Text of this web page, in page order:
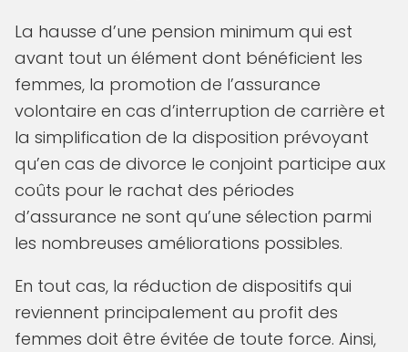
La hausse d’une pension minimum qui est
avant tout un élément dont bénéficient les
femmes, la promotion de l’assurance
volontaire en cas d’interruption de carrière et
la simplification de la disposition prévoyant
qu’en cas de divorce le conjoint participe aux
coûts pour le rachat des périodes
d’assurance ne sont qu’une sélection parmi
les nombreuses améliorations possibles.
En tout cas, la réduction de dispositifs qui
reviennent principalement au profit des
femmes doit être évitée de toute force. Ainsi,